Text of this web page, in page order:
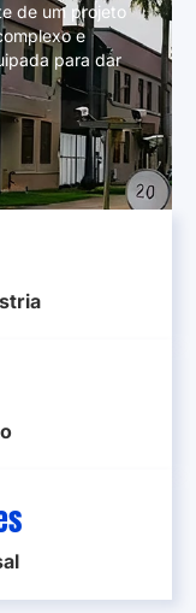
de um projeto
e
para dar